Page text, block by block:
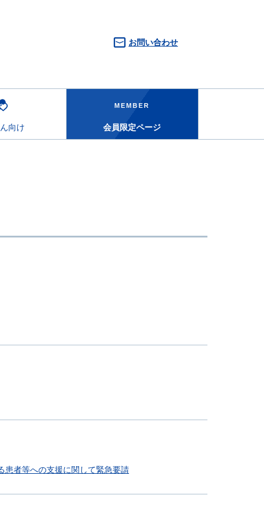
お問い合わせ
向け
MEMBER
会員限定ページ
患者等への支援に関して緊急要請